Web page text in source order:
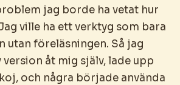
jag borde ha vetat hur
ville ha ett verktyg som bara
utan föreläsningen. Så jag
version åt mig själv, lade upp
och några började använda